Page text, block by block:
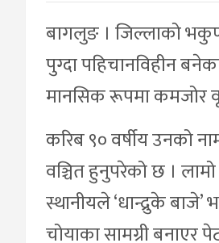
बागलुङ । जिल्लाको
पुग्दा पहिचानविहीन
मानसिक रूपमा कमजोर
करिब ९० वर्षीय उनको
वञ्चित हुनुपरेको छ ।
स्थानीयले ‘धान्द्रुके
चोयाका सामग्री